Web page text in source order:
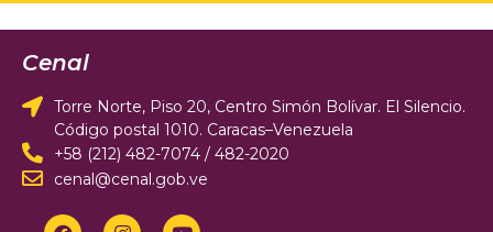
Cenal
Torre Norte, Piso 20, Centro Simón Bolívar. El Silencio.
Código postal 1010. Caracas–Venezuela
+58 (212) 482-7074 / 482-2020
cenal@cenal.gob.ve